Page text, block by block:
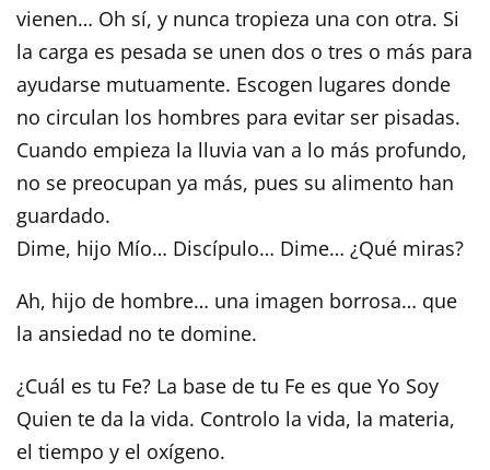
vienen… Oh sí, y nunca tropieza una con otra. Si
la carga es pesada se unen dos o tres o más para
ayudarse mutuamente. Escogen lugares donde
no circulan los hombres para evitar ser pisadas.
Cuando empieza la lluvia van a lo más profundo,
no se preocupan ya más, pues su alimento han
guardado.
Dime, hijo Mío… Discípulo… Dime… ¿Qué miras?
Ah, hijo de hombre… una imagen borrosa… que
la ansiedad no te domine.
¿Cuál es tu Fe? La base de tu Fe es que Yo Soy
Quien te da la vida. Controlo la vida, la materia,
el tiempo y el oxígeno.